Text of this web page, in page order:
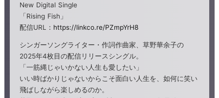
New Digital Single
「Rising Fish」
配信URL： https://linkco.re/PZmpYrH8
シンガーソングライター・作詞作曲家、草野華余子の
2025年4枚目の配信リリースシングル。
「一筋縄じゃいかない人生も愛したい」
いい時ばかりじゃないからこそ面白い人生を、如何に笑い
飛ばしながら楽しめるのか。